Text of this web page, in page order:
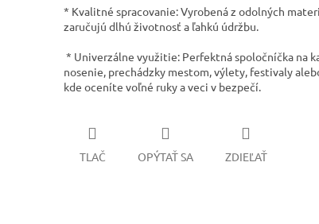
* Kvalitné spracovanie: Vyrobená z odolných
zaručujú dlhú životnosť a ľahkú údržbu.
* Univerzálne využitie: Perfektná spoločníčka na
nosenie, prechádzky mestom, výlety, festivaly
kde oceníte voľné ruky a veci v bezpečí.
TLAČ OPÝTAŤ SA ZDIEĽAŤ